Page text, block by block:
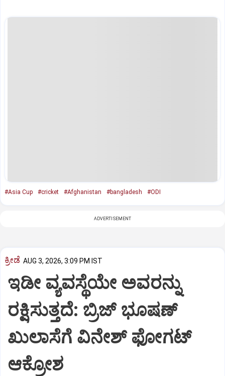
#Asia Cup #cricket #Afghanistan #bangladesh #ODI
ADVERTISEMENT
ಕ್ರೀಡೆ AUG 3, 2026, 3:09 PM IST
ಇಡೀ ವ್ಯವಸ್ಥೆಯೇ ಅವರನ್ನು
ರಕ್ಷಿಸುತ್ತದೆ: ಬ್ರಿಜ್ ಭೂಷಣ್
ಖುಲಾಸೆಗೆ ವಿನೇಶ್ ಫೋಗಟ್
ಆಕ್ರೋಶ